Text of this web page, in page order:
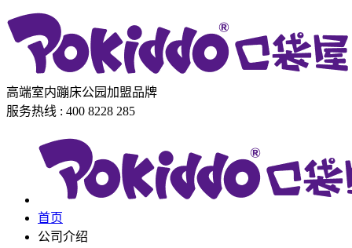
高端室内蹦床公园加盟品牌
服务热线 : 400 8228 285
首页
公司介绍